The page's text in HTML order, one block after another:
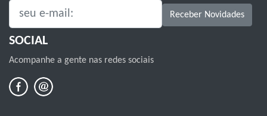
SEU E-MAIL: Receber Novidades
SOCIAL
Acompanhe a gente nas redes sociais